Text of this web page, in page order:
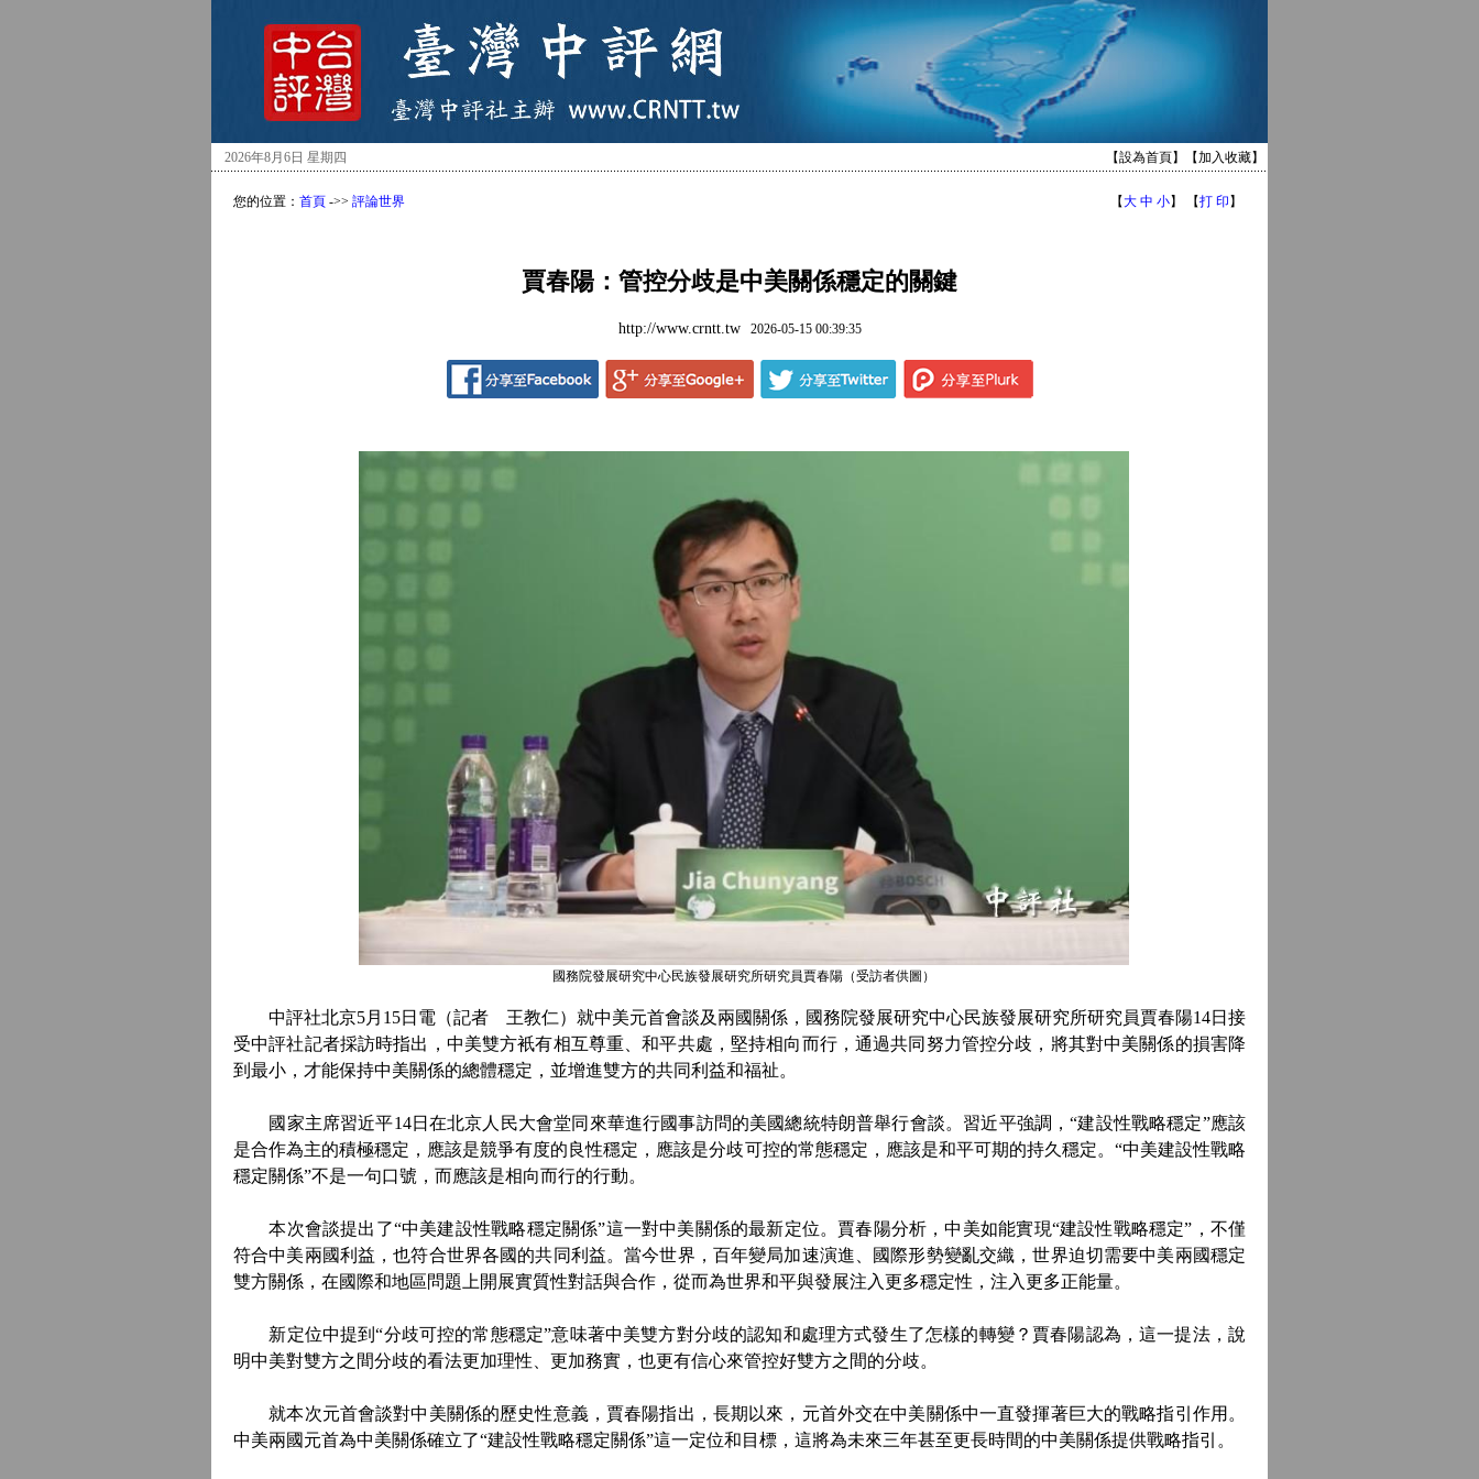
2026年8月6日 星期四 【設為首頁】【加入收藏】
您的位置： 首頁 ->> 評論世界 【大 中 小】 【打 印 】
賈春陽：管控分歧是中美關係穩定的關鍵
http://www.crntt.tw2026-05-15 00:39:35
國務院發展研究中心民族發展研究所研究員賈春陽（受訪者供圖）
中評社北京5月15日電（記者 王教仁）就中美元首會談及兩國關係，國務院發展研究中心民族發展研究所研究員賈春陽14日接
受中評社記者採訪時指出，中美雙方衹有相互尊重、和平共處，堅持相向而行，通過共同努力管控分歧，將其對中美關係的損害降
到最小，才能保持中美關係的總體穩定，並增進雙方的共同利益和福祉。
國家主席習近平14日在北京人民大會堂同來華進行國事訪問的美國總統特朗普舉行會談。習近平強調，“建設性戰略穩定”應該
是合作為主的積極穩定，應該是競爭有度的良性穩定，應該是分歧可控的常態穩定，應該是和平可期的持久穩定。“中美建設性戰略
穩定關係”不是一句口號，而應該是相向而行的行動。
本次會談提出了“中美建設性戰略穩定關係”這一對中美關係的最新定位。賈春陽分析，中美如能實現“建設性戰略穩定”，不僅
符合中美兩國利益，也符合世界各國的共同利益。當今世界，百年變局加速演進、國際形勢變亂交織，世界迫切需要中美兩國穩定
雙方關係，在國際和地區問題上開展實質性對話與合作，從而為世界和平與發展注入更多穩定性，注入更多正能量。
新定位中提到“分歧可控的常態穩定”意味著中美雙方對分歧的認知和處理方式發生了怎樣的轉變？賈春陽認為，這一提法，說
明中美對雙方之間分歧的看法更加理性、更加務實，也更有信心來管控好雙方之間的分歧。
就本次元首會談對中美關係的歷史性意義，賈春陽指出，長期以來，元首外交在中美關係中一直發揮著巨大的戰略指引作用。
中美兩國元首為中美關係確立了“建設性戰略穩定關係”這一定位和目標，這將為未來三年甚至更長時間的中美關係提供戰略指引。